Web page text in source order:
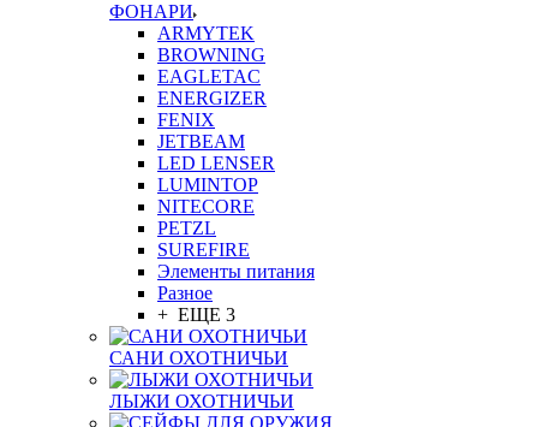
ФОНАРИ
ARMYTEK
BROWNING
EAGLETAC
ENERGIZER
FENIX
JETBEAM
LED LENSER
LUMINTOP
NITECORE
PETZL
SUREFIRE
Элементы питания
Разное
+ ЕЩЕ 3
САНИ ОХОТНИЧЬИ
ЛЫЖИ ОХОТНИЧЬИ